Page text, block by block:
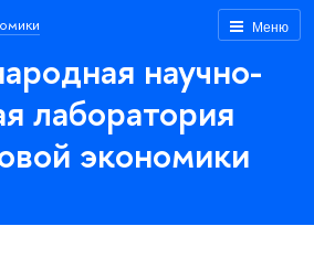
Меню
научно-
лаборатория
экономики